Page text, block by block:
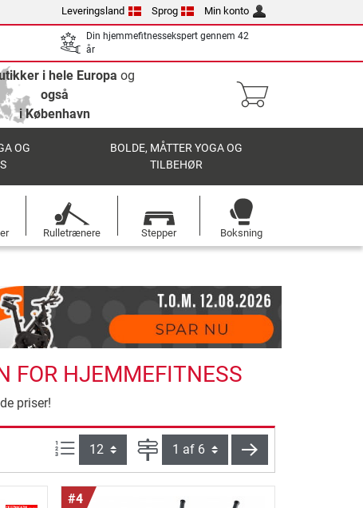
Leveringsland Sprog Min konto
Din hjemmefitnessekspert gennem 42
år
i hele Europa og
også
i København
OG
BOLDE, MÅTTER YOGA OG
TILBEHØR
Rulletrænere Stepper Boksning
FOR HJEMMEFITNESS
priser!
Artikel pr. side: Side videre
#4